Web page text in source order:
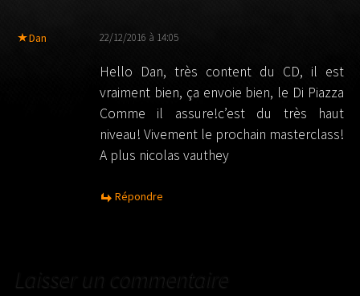
Dan 22/12/2016 à 14:05
Hello Dan, très content du CD, il est
vraiment bien, ça envoie bien, le Di Piazza
Comme il assure!c’est du très haut
niveau! Vivement le prochain masterclass!
A plus nicolas vauthey
Répondre
Laisser un commentaire